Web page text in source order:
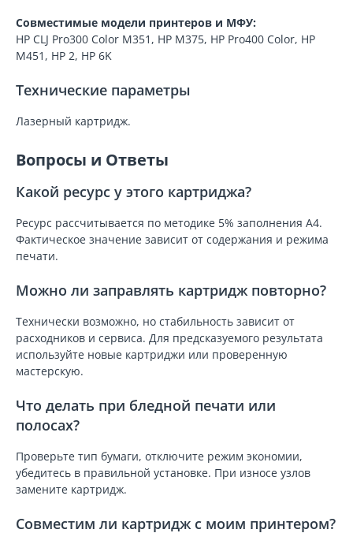
Совместимые модели принтеров и МФУ:
HP CLJ Pro300 Color M351, HP M375, HP Pro400 Color, HP
M451, HP 2, HP 6K
Технические параметры
Лазерный картридж.
Вопросы и Ответы
Какой ресурс у этого картриджа?
Ресурс рассчитывается по методике 5% заполнения A4.
Фактическое значение зависит от содержания и режима
печати.
Можно ли заправлять картридж повторно?
Технически возможно, но стабильность зависит от
расходников и сервиса. Для предсказуемого результата
используйте новые картриджи или проверенную
мастерскую.
Что делать при бледной печати или
полосах?
Проверьте тип бумаги, отключите режим экономии,
убедитесь в правильной установке. При износе узлов
замените картридж.
Совместим ли картридж с моим принтером?